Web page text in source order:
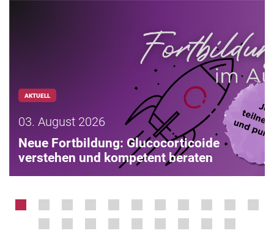
AKTUELL
03. August 2026
Neue Fortbildung: Glucocorticoide
verstehen und kompetent beraten